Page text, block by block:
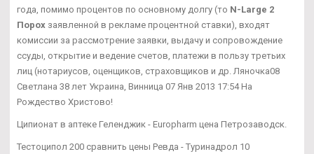
года, помимо процентов по основному долгу (то N-Large 2
Порох заявленной в рекламе процентной ставки), входят
комиссии за рассмотрение заявки, выдачу и сопровождение
ссуды, открытие и ведение счетов, платежи в пользу третьих
лиц (нотариусов, оценщиков, страховщиков и др. Ляночка08
Светлана 38 лет Украина, Винница 07 Янв 2013 17:54 На
Рождество Христово!
Ципионат в аптеке Геленджик - Europharm цена Петрозаводск.
Тестоципол 200 сравнить цены Ревда - Туринадрол 10